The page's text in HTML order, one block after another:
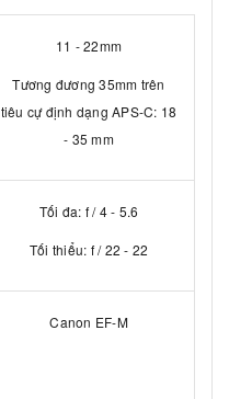
11 - 22mm
Tương đương 35mm trên
tiêu cự định dạng APS-C: 18
- 35 mm
Tối đa: f / 4 - 5.6
Tối thiểu: f / 22 - 22
Canon EF-M